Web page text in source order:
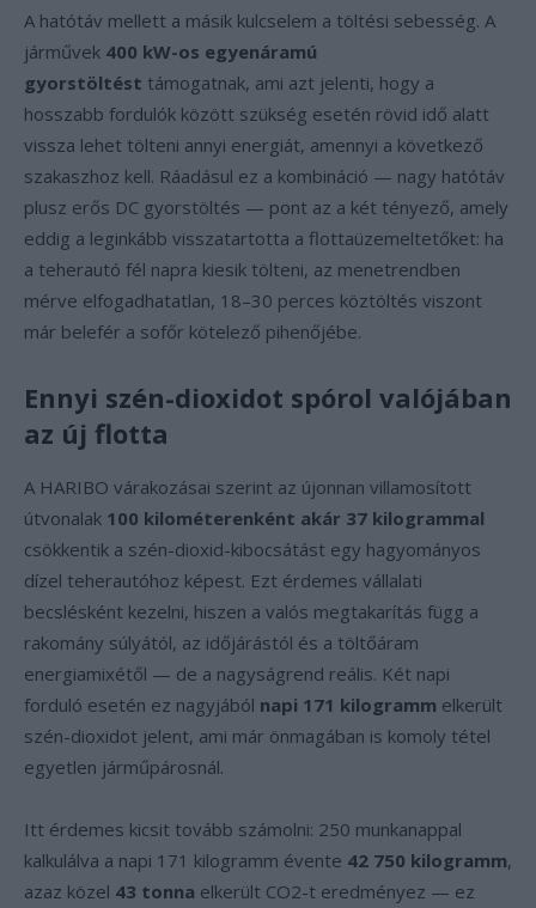
A hatótáv mellett a másik kulcselem a töltési sebesség. A
járművek 400 kW-os egyenáramú
gyorstöltést támogatnak, ami azt jelenti, hogy a
hosszabb fordulók között szükség esetén rövid idő alatt
vissza lehet tölteni annyi energiát, amennyi a következő
szakaszhoz kell. Ráadásul ez a kombináció — nagy hatótáv
plusz erős DC gyorstöltés — pont az a két tényező, amely
eddig a leginkább visszatartotta a flottaüzemeltetőket: ha
a teherautó fél napra kiesik tölteni, az menetrendben
mérve elfogadhatatlan, 18–30 perces köztöltés viszont
már belefér a sofőr kötelező pihenőjébe.
Ennyi szén-dioxidot spórol valójában
az új flotta
A HARIBO várakozásai szerint az újonnan villamosított
útvonalak 100 kilométerenként akár 37 kilogrammal
csökkentik a szén-dioxid-kibocsátást egy hagyományos
dízel teherautóhoz képest. Ezt érdemes vállalati
becslésként kezelni, hiszen a valós megtakarítás függ a
rakomány súlyától, az időjárástól és a töltőáram
energiamixétől — de a nagyságrend reális. Két napi
forduló esetén ez nagyjából napi 171 kilogramm elkerült
szén-dioxidot jelent, ami már önmagában is komoly tétel
egyetlen járműpárosnál.
Itt érdemes kicsit tovább számolni: 250 munkanappal
kalkulálva a napi 171 kilogramm évente 42 750 kilogramm,
azaz közel 43 tonna elkerült CO2-t eredményez — ez